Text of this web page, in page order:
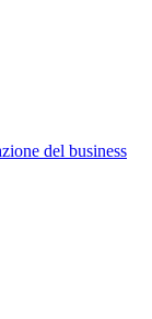
del business